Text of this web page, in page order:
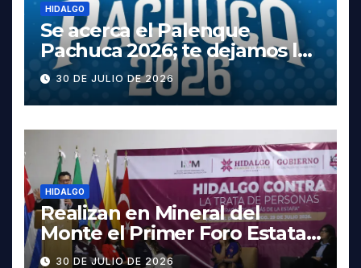
HIDALGO
Se acerca el Palenque
Pachuca 2026; te dejamos la
cartelera completa, las
fechas y los precios
30 DE JULIO DE 2026
HIDALGO
Realizan en Mineral del
Monte el Primer Foro Estatal
contra la Trata de Personas
30 DE JULIO DE 2026